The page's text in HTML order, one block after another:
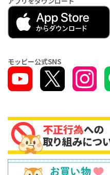
モッピー公式SNS